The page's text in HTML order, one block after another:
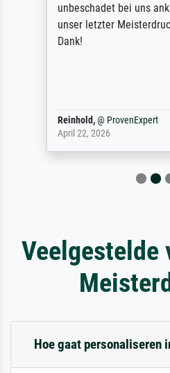
unbeschadet bei uns
unser letzter
Dank!
Reinhold,@ ProvenExpert
April 22, 2026
Veelgestelde
Hoe gaat personaliseren